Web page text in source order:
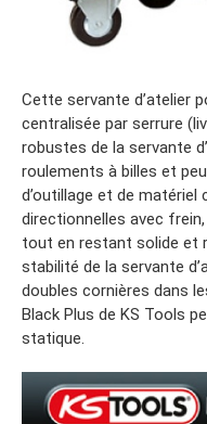
Cette servante d’atelier
centralisée par serrure
robustes de la servante
roulements à billes et
d’outillage et de matériel
directionnelles avec
tout en restant solide et
stabilité de la servante
doubles cornières dans
Black Plus de KS Tools
statique.